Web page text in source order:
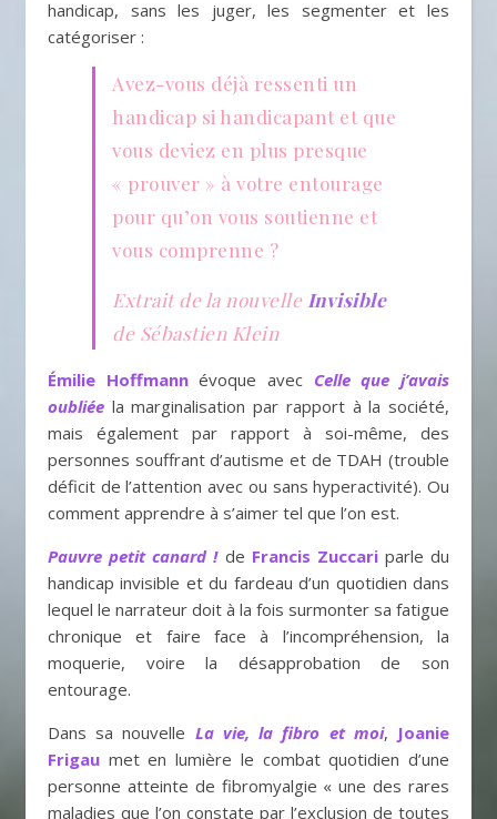
handicap, sans les juger, les segmenter et les
catégoriser :
Avez-vous déjà ressenti un
handicap si handicapant et que
vous deviez en plus presque
« prouver » à votre entourage
pour qu’on vous soutienne et
vous comprenne ?
Extrait de la nouvelle Invisible
de Sébastien Klein
Émilie Hoffmannévoque avec Celle que j’avais
oubliée la marginalisation par rapport à la société,
mais également par rapport à soi-même, des
personnes souffrant d’autisme et de TDAH (trouble
déficit de l’attention avec ou sans hyperactivité). Ou
comment apprendre à s’aimer tel que l’on est.
Pauvre petit canard ! de Francis Zuccari parle du
handicap invisible et du fardeau d’un quotidien dans
lequel le narrateur doit à la fois surmonter sa fatigue
chronique et faire face à l’incompréhension, la
moquerie, voire la désapprobation de son
entourage.
Dans sa nouvelle La vie, la fibro et moi, Joanie
Frigau met en lumière le combat quotidien d’une
personne atteinte de fibromyalgie « une des rares
maladies que l’on constate par l’exclusion de toutes